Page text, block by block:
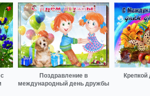
Поздравление в
международный день дружбы
Крепкой